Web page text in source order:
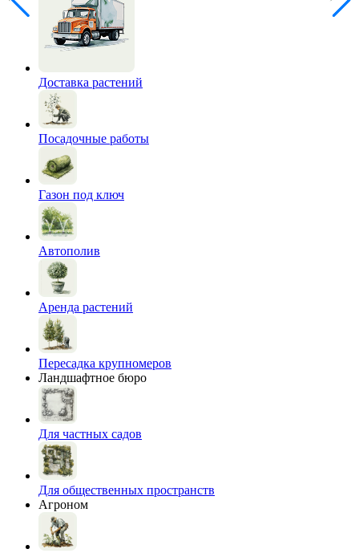
Доставка растений
Посадочные работы
Газон под ключ
Автополив
Аренда растений
Пересадка крупномеров
Ландшафтное бюро
Для частных садов
Для общественных пространств
Агроном